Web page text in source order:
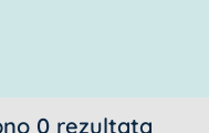
0 rezultata